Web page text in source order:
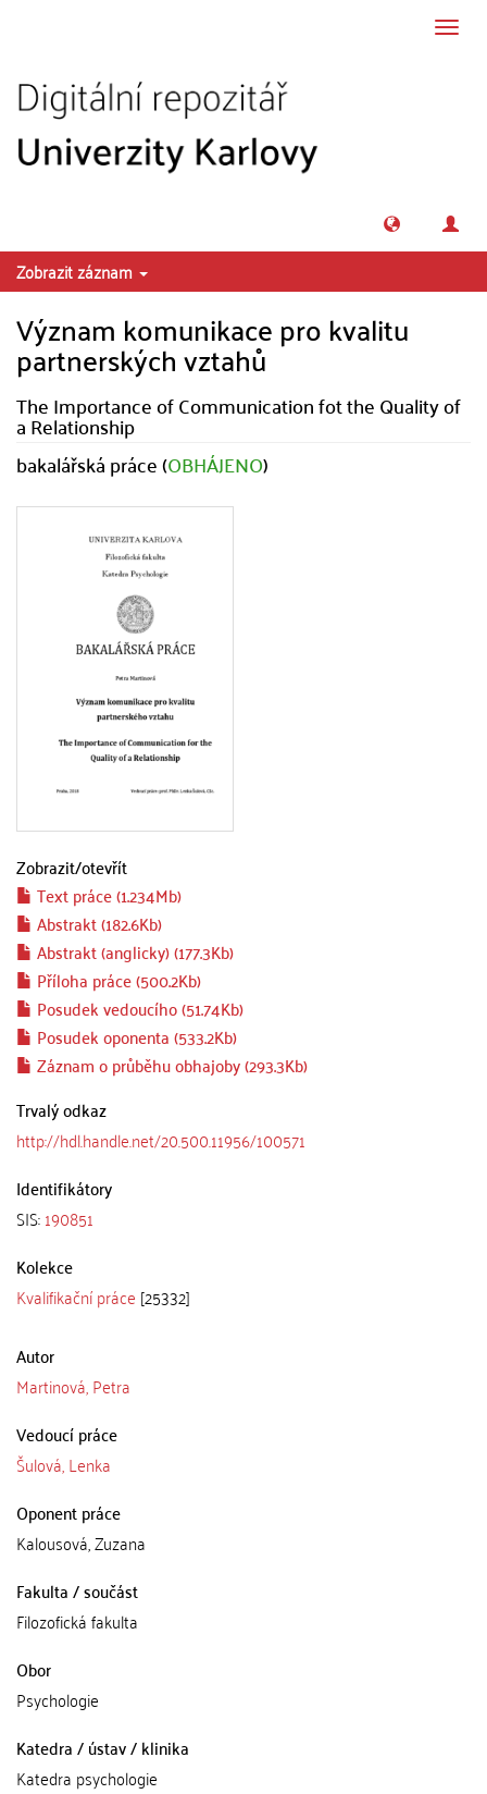
Zobrazit záznam
Význam komunikace pro kvalitu
partnerských vztahů
The Importance of Communication fot the Quality of
a Relationship
bakalářská práce (OBHÁJENO)
Zobrazit/otevřít
Text práce (1.234Mb)
Abstrakt (182.6Kb)
Abstrakt (anglicky) (177.3Kb)
Příloha práce (500.2Kb)
Posudek vedoucího (51.74Kb)
Posudek oponenta (533.2Kb)
Záznam o průběhu obhajoby (293.3Kb)
Trvalý odkaz
http://hdl.handle.net/20.500.11956/100571
Identifikátory
SIS:190851
Kolekce
Kvalifikační práce [25332]
Autor
Martinová, Petra
Vedoucí práce
Šulová, Lenka
Oponent práce
Kalousová, Zuzana
Fakulta / součást
Filozofická fakulta
Obor
Psychologie
Katedra / ústav / klinika
Katedra psychologie